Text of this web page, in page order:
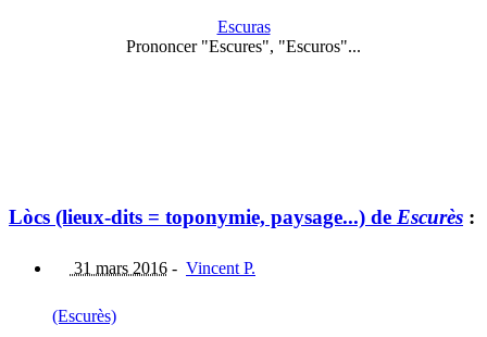
Escuras
Prononcer "Escures", "Escuros"...
Lòcs (lieux-dits = toponymie, paysage...) de Escurès :
31 mars 2016 - Vincent P.
(Escurès)